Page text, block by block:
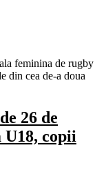
feminina de rugby
din cea de-a doua
26 de
copii